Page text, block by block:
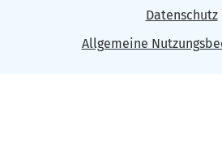
Datenschutz
Allgemeine